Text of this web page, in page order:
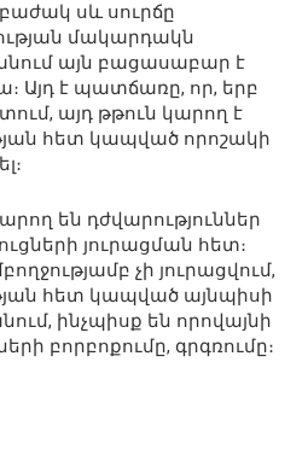
սև սուրճը
մակարդակն
այն բացասաբար է
Այդ է պատճառը, որ, երբ
այդ թթուն կարող է
հետ կապված որոշակի
են դժվարություններ
յուրացման հետ։
չի յուրացվում,
հետ կապված այնպիսի
ինչպիսք են որովայնի
բորբոքումը, գրգռումը։